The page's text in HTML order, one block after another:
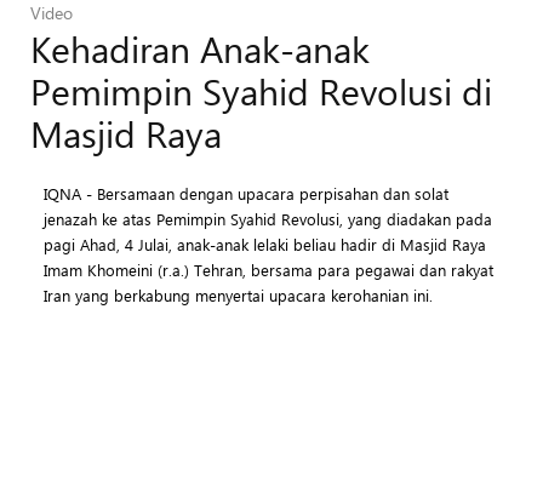
Video
Kehadiran Anak-anak
Pemimpin Syahid Revolusi di
Masjid Raya
IQNA - Bersamaan dengan upacara perpisahan dan solat
jenazah ke atas Pemimpin Syahid Revolusi, yang diadakan pada
pagi Ahad, 4 Julai, anak-anak lelaki beliau hadir di Masjid Raya
Imam Khomeini (r.a.) Tehran, bersama para pegawai dan rakyat
Iran yang berkabung menyertai upacara kerohanian ini.